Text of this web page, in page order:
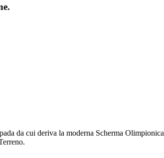
da cui deriva la moderna Scherma